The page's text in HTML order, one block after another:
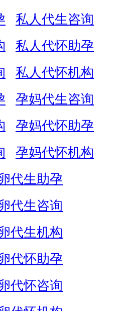
私人代生咨询
私人代怀助孕
私人代怀机构
孕妈代生咨询
孕妈代怀助孕
孕妈代怀机构
代生助孕
代生咨询
代生机构
代怀助孕
代怀咨询